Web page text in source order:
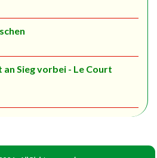
Sieg vorbei - Le Court